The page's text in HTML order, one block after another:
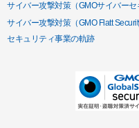
サイバー攻撃対策（GMOサイバーセ
サイバー攻撃対策（GMO Flatt
セキュリティ事業の軌跡